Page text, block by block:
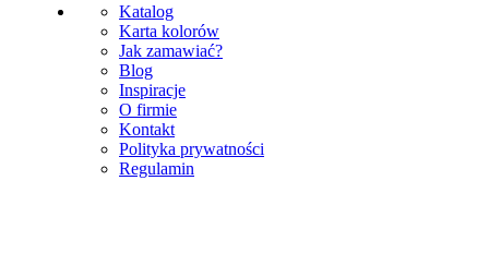
Katalog
Karta kolorów
Jak zamawiać?
Blog
Inspiracje
O firmie
Kontakt
Polityka prywatności
Regulamin